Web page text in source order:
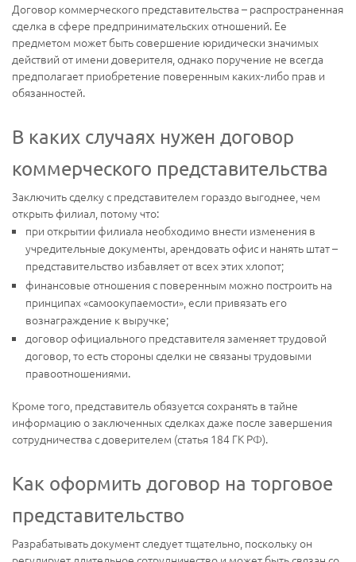
Договор коммерческого представительства – распространенная
сделка в сфере предпринимательских отношений. Ее
предметом может быть совершение юридически значимых
действий от имени доверителя, однако поручение не всегда
предполагает приобретение поверенным каких-либо прав и
обязанностей.
В каких случаях нужен договор
коммерческого представительства
Заключить сделку с представителем гораздо выгоднее, чем
открыть филиал, потому что:
при открытии филиала необходимо внести изменения в
учредительные документы, арендовать офис и нанять штат –
представительство избавляет от всех этих хлопот;
финансовые отношения с поверенным можно построить на
принципах «самоокупаемости», если привязать его
вознаграждение к выручке;
договор официального представителя заменяет трудовой
договор, то есть стороны сделки не связаны трудовыми
правоотношениями.
Кроме того, представитель обязуется сохранять в тайне
информацию о заключенных сделках даже после завершения
сотрудничества с доверителем (статья 184 ГК РФ).
Как оформить договор на торговое
представительство
Разрабатывать документ следует тщательно, поскольку он